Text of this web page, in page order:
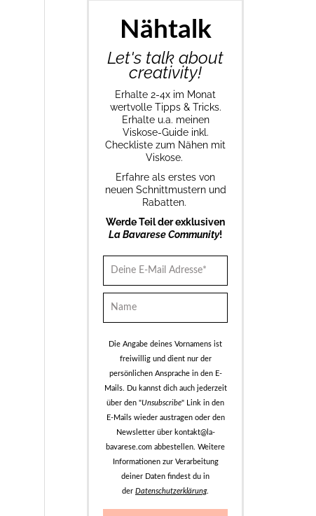
Nähtalk
Let's talk about
creativity!
Erhalte 2-4x im Monat
wertvolle Tipps & Tricks.
Erhalte u.a. meinen
Viskose-Guide inkl.
Checkliste zum Nähen mit
Viskose.
Erfahre als erstes von
neuen Schnittmustern und
Rabatten.
Werde Teil der exklusiven
La Bavarese Community!
Die Angabe deines Vornamens ist
freiwillig und dient nur der
persönlichen Ansprache in den E-
Mails. Du kannst dich auch jederzeit
über den "Unsubscribe" Link in den
E-Mails wieder austragen oder den
Newsletter über kontakt@la-
bavarese.com abbestellen. Weitere
Informationen zur Verarbeitung
deiner Daten findest du in
der Datenschutzerklärung.